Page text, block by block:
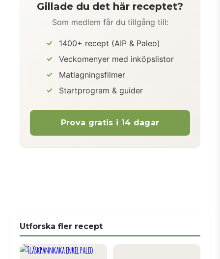
Gillade du det här receptet?
Som medlem får du tillgång till:
1400+ recept (AIP & Paleo)
Veckomenyer med inköpslistor
Matlagningsfilmer
Startprogram & guider
Prova gratis i 14 dagar
Utforska fler recept